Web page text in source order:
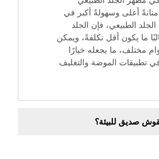
أعلى وسهولةً أكبر في
الطبيعي، فإن الجلد
ما يكون أقل تكلفةً، ويمكن
مختلف، ما يجعله خيارًا
تطبيقات الموضة والتغليف
صديق للبيئة؟